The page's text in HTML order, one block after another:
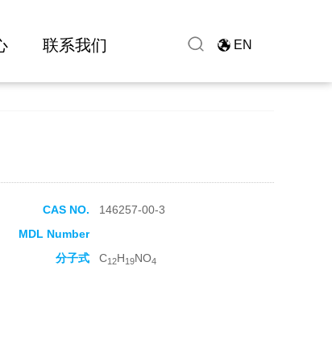
联系我们 EN
CAS NO.
146257-00-3
MDL Number
分子式 C12H19NO4